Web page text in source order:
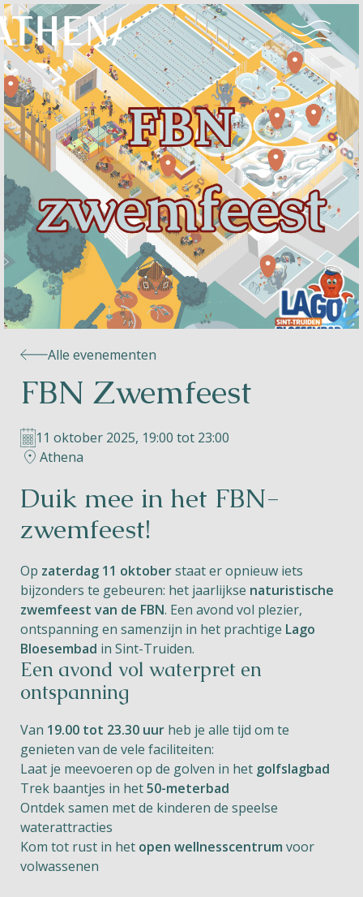
Naturisme
Community
Kalender
Parken
Le Perron
Helios
Contact
NL FR EN
Apple App Store
Android Play Store
Alle evenementen
FBN Zwemfeest
11 oktober 2025, 19:00 tot 23:00
Athena
Duik mee in het FBN-
zwemfeest!
Op zaterdag 11 oktoberstaat er opnieuw iets
bijzonders te gebeuren: het jaarlijkse naturistische
zwemfeest van de FBN. Een avond vol plezier,
ontspanning en samenzijn in het prachtige Lago
Bloesembad in Sint-Truiden.
Een avond vol waterpret en
ontspanning
Van 19.00 tot 23.30 uur heb je alle tijd om te
genieten van de vele faciliteiten:
Laat je meevoeren op de golven in het golfslagbad
Trek baantjes in het50-meterbad
Ontdek samen met de kinderen de speelse
waterattracties
Kom tot rust in het open wellnesscentrum voor
volwassenen